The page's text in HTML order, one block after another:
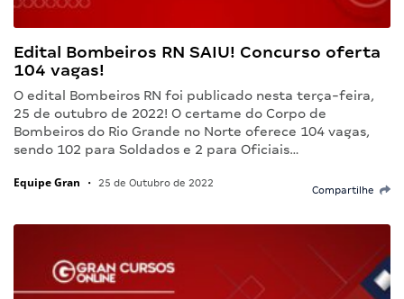
Edital Bombeiros RN SAIU! Concurso oferta
104 vagas!
O edital Bombeiros RN foi publicado nesta terça-feira,
25 de outubro de 2022! O certame do Corpo de
Bombeiros do Rio Grande no Norte oferece 104 vagas,
sendo 102 para Soldados e 2 para Oficiais…
Equipe Gran • 25 de Outubro de 2022
Compartilhe